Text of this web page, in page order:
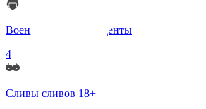
Военные корреспонденты
4
Сливы сливов 18+